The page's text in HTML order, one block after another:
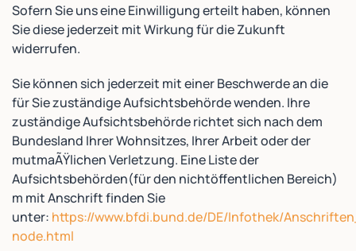
Sofern Sie uns eine Einwilligung erteilt haben, können
Sie diese jederzeit mit Wirkung für die Zukunft
widerrufen.
Sie können sich jederzeit mit einer Beschwerde an die
für Sie zuständige Aufsichtsbehörde wenden. Ihre
zuständige Aufsichtsbehörde richtet sich nach dem
Bundesland Ihrer Wohnsitzes, Ihrer Arbeit oder der
mutmaÃŸlichen Verletzung. Eine Liste der
Aufsichtsbehörden(für den nichtöffentlichen Bereich)
m mit Anschrift finden Sie
unter: https://www.bfdi.bund.de/DE/Infothek/
node.html